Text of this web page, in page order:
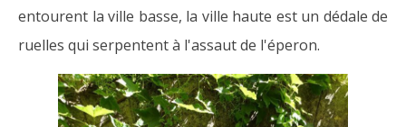
entourent la ville basse, la ville haute est un dédale de
ruelles qui serpentent à l'assaut de l'éperon.